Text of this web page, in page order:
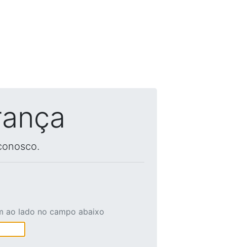
ao lado no campo abaixo